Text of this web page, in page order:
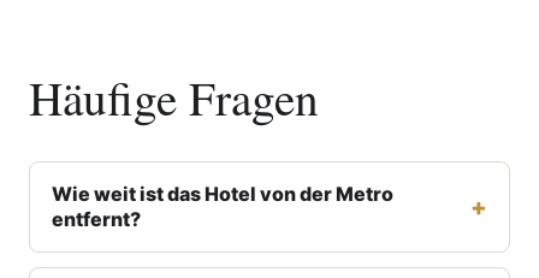
Häufige Fragen
Wie weit ist das Hotel von der Metro
entfernt?